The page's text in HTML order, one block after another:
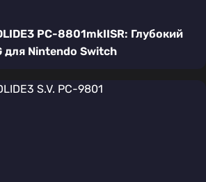
PC-8801mkIISR: Глубокий
для Nintendo Switch